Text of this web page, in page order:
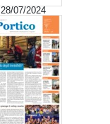
28/07/2024